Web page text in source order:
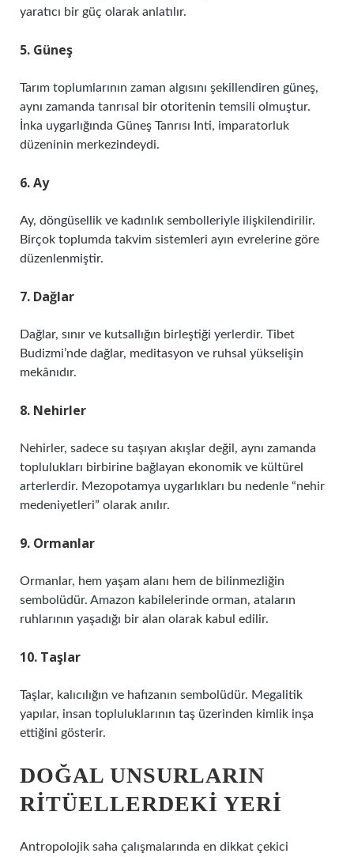
yaratıcı bir güç olarak anlatılır.
5. Güneş
Tarım toplumlarının zaman algısını şekillendiren güneş,
aynı zamanda tanrısal bir otoritenin temsili olmuştur.
İnka uygarlığında Güneş Tanrısı Inti, imparatorluk
düzeninin merkezindeydi.
6. Ay
Ay, döngüsellik ve kadınlık sembolleriyle ilişkilendirilir.
Birçok toplumda takvim sistemleri ayın evrelerine göre
düzenlenmiştir.
7. Dağlar
Dağlar, sınır ve kutsallığın birleştiği yerlerdir. Tibet
Budizmi’nde dağlar, meditasyon ve ruhsal yükselişin
mekânıdır.
8. Nehirler
Nehirler, sadece su taşıyan akışlar değil, aynı zamanda
toplulukları birbirine bağlayan ekonomik ve kültürel
arterlerdir. Mezopotamya uygarlıkları bu nedenle “nehir
medeniyetleri” olarak anılır.
9. Ormanlar
Ormanlar, hem yaşam alanı hem de bilinmezliğin
sembolüdür. Amazon kabilelerinde orman, ataların
ruhlarının yaşadığı bir alan olarak kabul edilir.
10. Taşlar
Taşlar, kalıcılığın ve hafızanın sembolüdür. Megalitik
yapılar, insan topluluklarının taş üzerinden kimlik inşa
ettiğini gösterir.
DOĞAL UNSURLARIN
RITÜELLERDEKI YERI
Antropolojik saha çalışmalarında en dikkat çekici